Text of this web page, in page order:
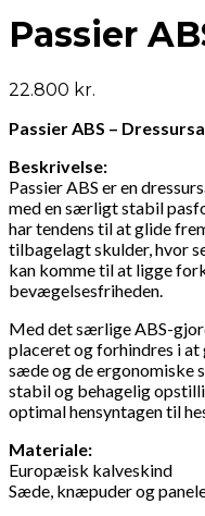
Passier
22.800 kr.
Passier ABS –
Beskrivelse:
Passier ABS er en
med en særligt stabil
har tendens til at glide
tilbagelagt skulder, hvor
kan komme til at ligge
bevægelsesfriheden.
Med det særlige ABS-
placeret og forhindres i
sæde og de ergonomiske
stabil og behagelig
optimal hensyntagen til
Materiale:
Europæisk kalveskind
Sæde, knæpuder og